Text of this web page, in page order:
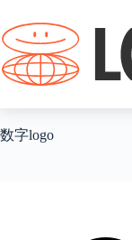
过
内
容
数字logo